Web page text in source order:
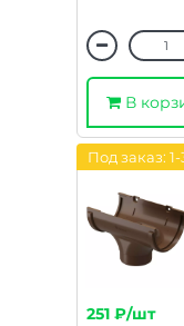
В
Под заказ:
251 ₽/шт